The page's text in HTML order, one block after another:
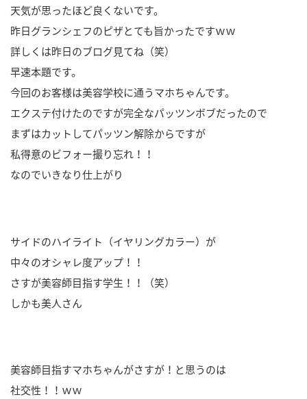
天気が思ったほど良くないです。
昨日グランシェフのピザとても旨かったですｗｗ
詳しくは昨日のブログ見てね（笑）
早速本題です。
今回のお客様は美容学校に通うマホちゃんです。
エクステ付けたのですが完全なパッツンボブだったので
まずはカットしてパッツン解除からですが
私得意のビフォー撮り忘れ！！
なのでいきなり仕上がり
サイドのハイライト（イヤリングカラー）が
中々のオシャレ度アップ！！
さすが美容師目指す学生！！（笑）
しかも美人さん
美容師目指すマホちゃんがさすが！と思うのは
社交性！！ｗｗ